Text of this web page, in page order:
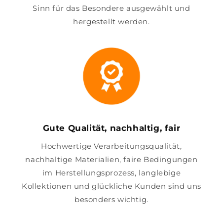
Sinn für das Besondere ausgewählt und
hergestellt werden.
Gute Qualität, nachhaltig, fair
Hochwertige Verarbeitungsqualität,
nachhaltige Materialien, faire Bedingungen
im Herstellungsprozess, langlebige
Kollektionen und glückliche Kunden sind uns
besonders wichtig.